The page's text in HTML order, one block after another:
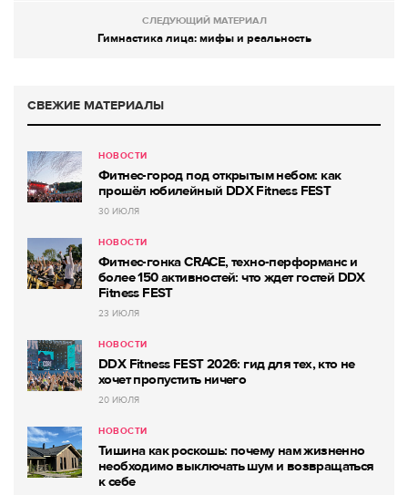
СЛЕДУЮЩИЙ МАТЕРИАЛ
Гимнастика лица: мифы и реальность
СВЕЖИЕ МАТЕРИАЛЫ
НОВОСТИ
Фитнес-город под открытым небом: как
прошёл юбилейный DDX Fitness FEST
30 ИЮЛЯ
НОВОСТИ
Фитнес-гонка CRACE, техно-перформанс и
более 150 активностей: что ждет гостей DDX
Fitness FEST
23 ИЮЛЯ
НОВОСТИ
DDX Fitness FEST 2026: гид для тех, кто не
хочет пропустить ничего
20 ИЮЛЯ
НОВОСТИ
Тишина как роскошь: почему нам жизненно
необходимо выключать шум и возвращаться
к себе